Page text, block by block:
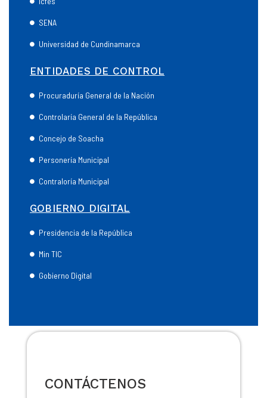
SENA
Universidad de Cundinamarca
ENTIDADES DE CONTROL
Procuraduría General de la Nación
Controlaría General de la República
Concejo de Soacha
Personería Municipal
Contraloría Municipal
GOBIERNO DIGITAL
Presidencia de la República
Min TIC
Gobierno Digital
CONTÁCTENOS